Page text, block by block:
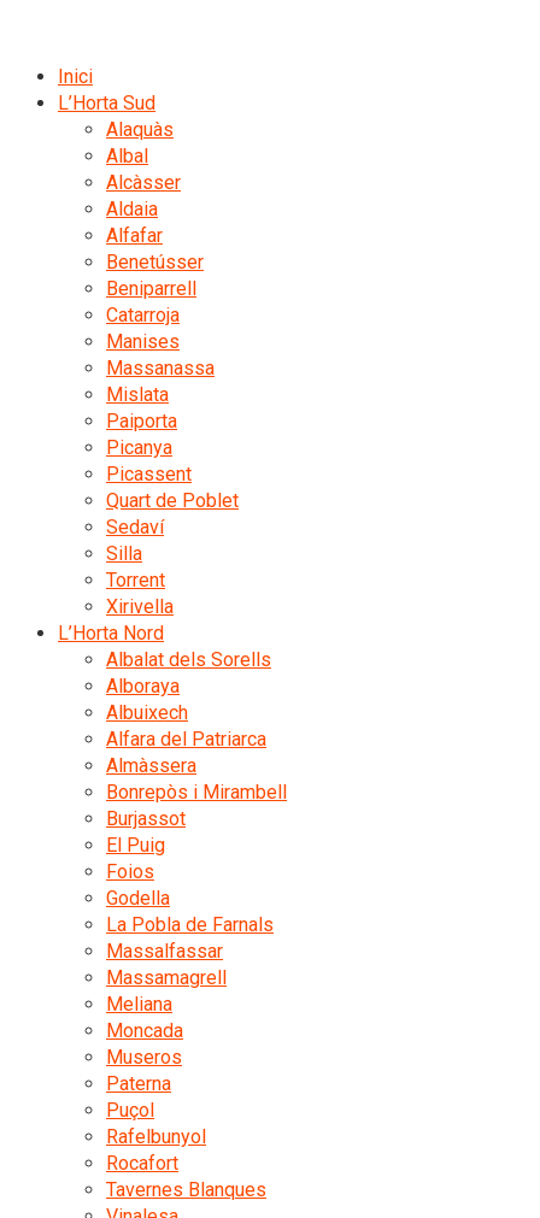
Inici
L’Horta Sud
Alaquàs
Albal
Alcàsser
Aldaia
Alfafar
Benetússer
Beniparrell
Catarroja
Manises
Massanassa
Mislata
Paiporta
Picanya
Picassent
Quart de Poblet
Sedaví
Silla
Torrent
Xirivella
L’Horta Nord
Albalat dels Sorells
Alboraya
Albuixech
Alfara del Patriarca
Almàssera
Bonrepòs i Mirambell
Burjassot
El Puig
Foios
Godella
La Pobla de Farnals
Massalfassar
Massamagrell
Meliana
Moncada
Museros
Paterna
Puçol
Rafelbunyol
Rocafort
Tavernes Blanques